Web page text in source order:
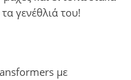
γενέθλιά του!
με